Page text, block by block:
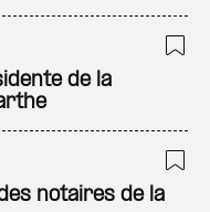
de la
notaires de la